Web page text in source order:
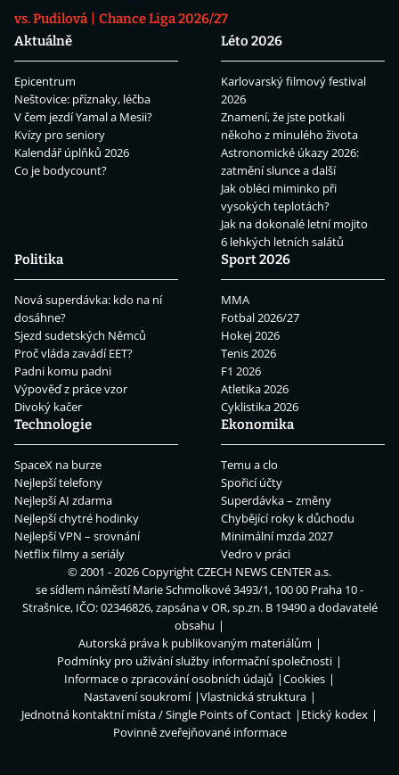
vs. Pudilová
Chance Liga 2026/27
Aktuálně
Epicentrum
Neštovice: příznaky, léčba
V čem jezdí Yamal a Mesii?
Kvízy pro seniory
Kalendář úplňků 2026
Co je bodycount?
Léto 2026
Karlovarský filmový festival
2026
Znamení, že jste potkali
někoho z minulého života
Astronomické úkazy 2026:
zatmění slunce a další
Jak obléci miminko při
vysokých teplotách?
Jak na dokonalé letní mojito
6 lehkých letních salátů
Politika
Nová superdávka: kdo na ní
dosáhne?
Sjezd sudetských Němců
Proč vláda zavádí EET?
Padni komu padni
Výpověď z práce vzor
Divoký kačer
Sport 2026
MMA
Fotbal 2026/27
Hokej 2026
Tenis 2026
F1 2026
Atletika 2026
Cyklistika 2026
Technologie
SpaceX na burze
Nejlepší telefony
Nejlepší AI zdarma
Nejlepší chytré hodinky
Nejlepší VPN – srovnání
Netflix filmy a seriály
Ekonomika
Temu a clo
Spořicí účty
Superdávka – změny
Chybějící roky k důchodu
Minimální mzda 2027
Vedro v práci
© 2001 - 2026 CopyrightCZECH NEWS CENTER a.s.
se sídlem náměstí Marie Schmolkové 3493/1, 100 00 Praha 10 -
Strašnice, IČO: 02346826, zapsána v OR, sp.zn. B 19490 a dodavatelé
obsahu
Autorská práva k publikovaným materiálům
Podmínky pro užívání služby informační společnosti
Informace o zpracování osobních údajů
Cookies
Nastavení soukromí
Vlastnická struktura
Jednotná kontaktní místa / Single Points of Contact
Etický kodex
Povinně zveřejňované informace